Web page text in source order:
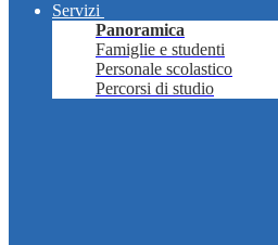
Servizi
Panoramica
Famiglie e studenti
Personale scolastico
Percorsi di studio